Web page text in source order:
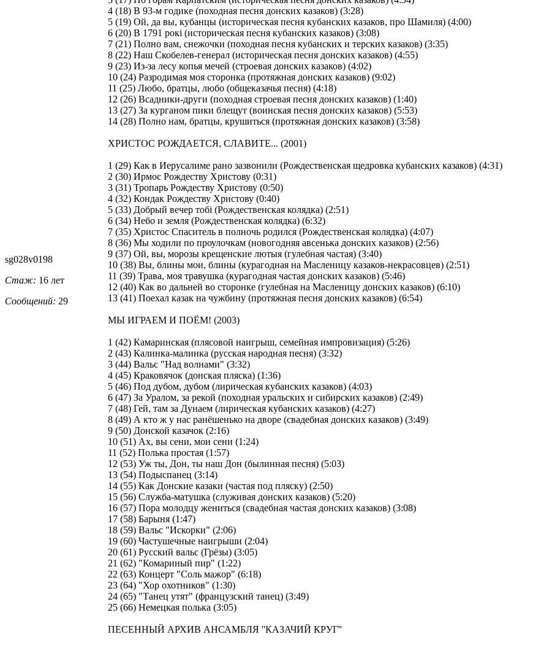
sg028v0198
Стаж: 16 лет
Сообщений: 29
4 (18) В 93-м годике (походная песня донских казаков) (3:28)
5 (19) Ой, да вы, кубанцы (историческая песня кубанских казаков, про Шамиля) (4:00)
6 (20) В 1791 рокi (историческая песня кубанских казаков) (3:08)
7 (21) Полно вам, снежочки (походная песня кубанских и терских казаков) (3:35)
8 (22) Наш Скобелев-генерал (историческая песня донских казаков) (4:55)
9 (23) Из-за лесу копья мечей (строевая донских казаков) (4:02)
10 (24) Разродимая моя сторонка (протяжная донских казаков) (9:02)
11 (25) Любо, братцы, любо (общеказачья песня) (4:18)
12 (26) Всадники-други (походная строевая песня донских казаков) (1:40)
13 (27) За курганом пики блещут (воинская песня донских казаков) (5:53)
14 (28) Полно нам, братцы, крушиться (протяжная донских казаков) (3:58)
ХРИСТОС РОЖДАЕТСЯ, СЛАВИТЕ... (2001)
1 (29) Как в Иерусалиме рано зазвонили (Рождественская щедровка кубанских казаков) (4:31)
2 (30) Ирмос Рождеству Христову (0:31)
3 (31) Тропарь Рождеству Христову (0:50)
4 (32) Кондак Рождеству Христову (0:40)
5 (33) Добрый вечер тобi (Рождественская колядка) (2:51)
6 (34) Небо и земля (Рождественская колядка) (6:32)
7 (35) Христос Спаситель в полночь родился (Рождественская колядка) (4:07)
8 (36) Мы ходили по проулочкам (новогодняя авсенька донских казаков) (2:56)
9 (37) Ой, вы, морозы крещенские лютыя (гулебная частая) (3:40)
10 (38) Вы, блины мои, блины (курагодная на Масленицу казаков-некрасовцев) (2:51)
11 (39) Трава, моя травушка (курагодная частая донских казаков) (5:46)
12 (40) Как во дальней во сторонке (гулебная на Масленицу донских казаков) (6:10)
13 (41) Поехал казак на чужбину (протяжная песня донских казаков) (6:54)
МЫ ИГРАЕМ И ПОЁМ! (2003)
1 (42) Камаринская (плясовой наигрыш, семейная импровизация) (5:26)
2 (43) Калинка-малинка (русская народная песня) (3:32)
3 (44) Вальс "Над волнами" (3:32)
4 (45) Краковячок (донская пляска) (1:36)
5 (46) Под дубом, дубом (лирическая кубанских казаков) (4:03)
6 (47) За Уралом, за рекой (походная уральских и сибирских казаков) (2:49)
7 (48) Гей, там за Дунаем (лирическая кубанских казаков) (4:27)
8 (49) А кто ж у нас ранёшенько на дворе (свадебная донских казаков) (3:49)
9 (50) Донской казачок (2:16)
10 (51) Ах, вы сени, мои сени (1:24)
11 (52) Полька простая (1:57)
12 (53) Уж ты, Дон, ты наш Дон (былинная песня) (5:03)
13 (54) Подыспанец (3:14)
14 (55) Как Донские казаки (частая под пляску) (2:50)
15 (56) Служба-матушка (служивая донских казаков) (5:20)
16 (57) Пора молодцу жениться (свадебная частая донских казаков) (3:08)
17 (58) Барыня (1:47)
18 (59) Вальс "Искорки" (2:06)
19 (60) Частушечные наигрыши (2:04)
20 (61) Русский вальс (Грёзы) (3:05)
21 (62) "Комариный пир" (1:22)
22 (63) Концерт "Соль мажор" (6:18)
23 (64) "Хор охотников" (1:30)
24 (65) "Танец утят" (французский танец) (3:49)
25 (66) Немецкая полька (3:05)
ПЕСЕННЫЙ АРХИВ АНСАМБЛЯ ''КАЗАЧИЙ КРУГ''